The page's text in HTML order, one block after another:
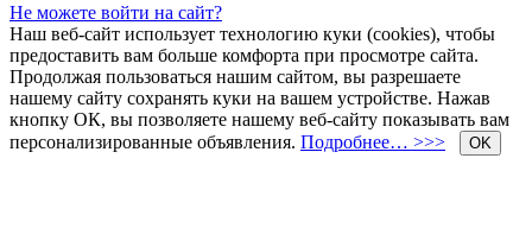
Не можете войти на сайт?
Наш веб-сайт использует технологию куки (cookies), чтобы
предоставить вам больше комфорта при просмотре сайта.
Продолжая пользоваться нашим сайтом, вы разрешаете
нашему сайту сохранять куки на вашем устройстве. Нажав
кнопку ОК, вы позволяете нашему веб-сайту показывать вам
персонализированные объявления. Подробнее… >>> OK